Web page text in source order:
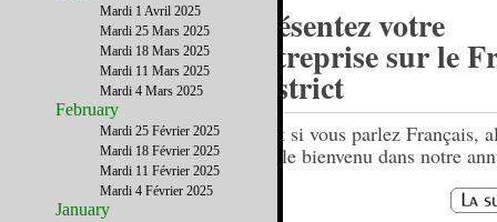
Présentez votre
entreprise sur le
District
….et si vous parlez Français,
êtes le bienvenu dans notre
Mardi 1 Avril 2025
Mardi 25 Mars 2025
Mardi 18 Mars 2025
Mardi 11 Mars 2025
Mardi 4 Mars 2025
February
Mardi 25 Février 2025
Mardi 18 Février 2025
Mardi 11 Février 2025
Mardi 4 Février 2025
January